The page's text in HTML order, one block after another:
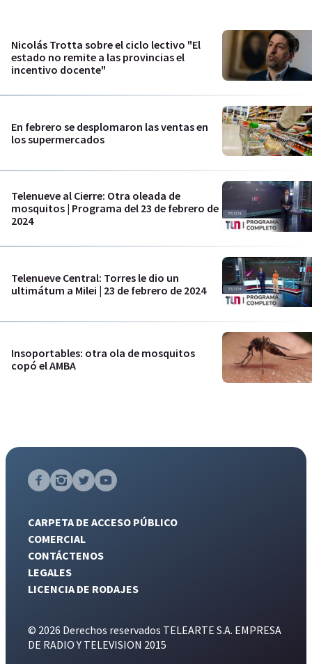
Nicolás Trotta sobre el ciclo lectivo "El
estado no remite a las provincias el
incentivo docente"
En febrero se desplomaron las ventas en
los supermercados
Telenueve al Cierre: Otra oleada de
mosquitos | Programa del 23 de febrero de
2024
Telenueve Central: Torres le dio un
ultimátum a Milei | 23 de febrero de 2024
Insoportables: otra ola de mosquitos
copó el AMBA
CARPETA DE ACCESO PÚBLICO
COMERCIAL
CONTÁCTENOS
LEGALES
LICENCIA DE RODAJES
© 2026 Derechos reservados TELEARTE S.A. EMPRESA
DE RADIO Y TELEVISION 2015